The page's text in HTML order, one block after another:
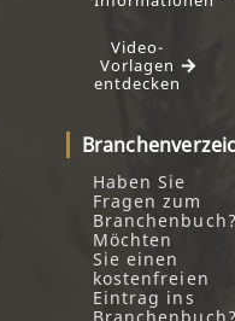
Video-
Vorlagen
entdecken
Haben Sie
Fragen zum
Möchten
Sie einen
kostenfreien
Eintrag ins